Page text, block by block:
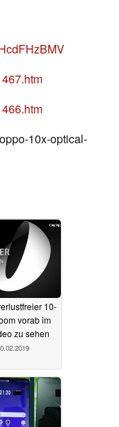
10x-optical-
10-
vorab im
zu sehen